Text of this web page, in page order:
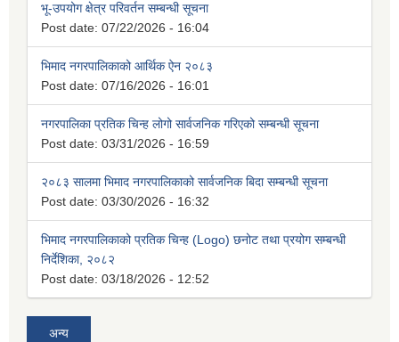
भू-उपयोग क्षेत्र परिवर्तन सम्बन्धी सूचना
Post date: 07/22/2026 - 16:04
भिमाद नगरपालिकाको आर्थिक ऐन २०८३
Post date: 07/16/2026 - 16:01
नगरपालिका प्रतिक चिन्ह लोगो सार्वजनिक गरिएको सम्बन्धी सूचना
Post date: 03/31/2026 - 16:59
२०८३ सालमा भिमाद नगरपालिकाको सार्वजनिक बिदा सम्बन्धी सूचना
Post date: 03/30/2026 - 16:32
भिमाद नगरपालिकाको प्रतिक चिन्ह (Logo) छनोट तथा प्रयोग सम्बन्धी
निर्देशिका, २०८२
Post date: 03/18/2026 - 12:52
अन्य